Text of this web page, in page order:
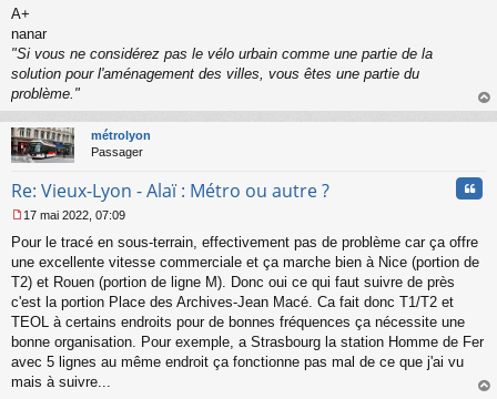
g
e
n
o
n
u
A+
nanar
"Si vous ne considérez pas le vélo urbain comme une partie de la
solution pour l'aménagement des villes, vous êtes une partie du
problème."
au
métrolyon
Passager
Re: Vieux-Lyon - Alaï : Métro ou autre ?
e
s
s
a
g
e
n
o
n
17 mai 2022, 07:09
Pour le tracé en sous-terrain, effectivement pas de problème car ça offre
une excellente vitesse commerciale et ça marche bien à Nice (portion de
T2) et Rouen (portion de ligne M). Donc oui ce qui faut suivre de près
c'est la portion Place des Archives-Jean Macé. Ca fait donc T1/T2 et
TEOL à certains endroits pour de bonnes fréquences ça nécessite une
bonne organisation. Pour exemple, a Strasbourg la station Homme de Fer
avec 5 lignes au même endroit ça fonctionne pas mal de ce que j'ai vu
mais à suivre...